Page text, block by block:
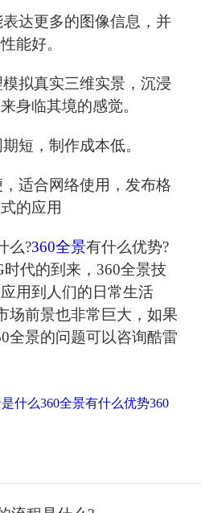
达更多的图像信息，并
能好。
拟真实三维实景，沉浸
身临其境的感觉。
短，制作成本低。
适合网络使用，发布格
的应用
么?360全景有什么优势?
代的到来，360全景技
用到人们的日常生活
场前景也非常巨大，如果
全景的问题可以咨询酷雷
什么360全景有什么优势360